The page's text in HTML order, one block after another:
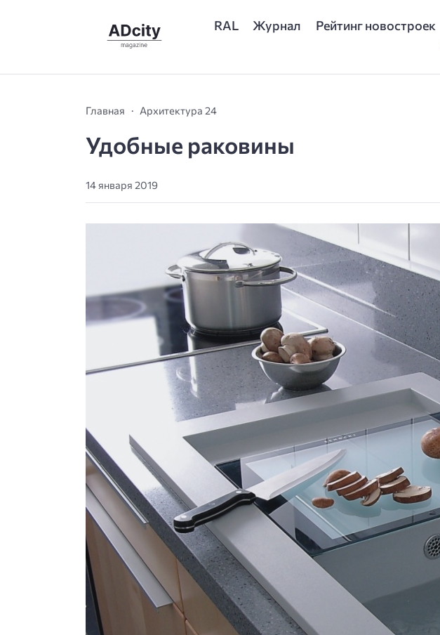
RAL Журнал Рейтинг новостроек
Главная Архитектура 24
Удобные раковины
14 января 2019